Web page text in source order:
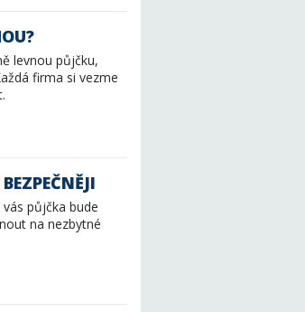
levnou půjčku,
firma si vezme
půjčka bude
na nezbytné